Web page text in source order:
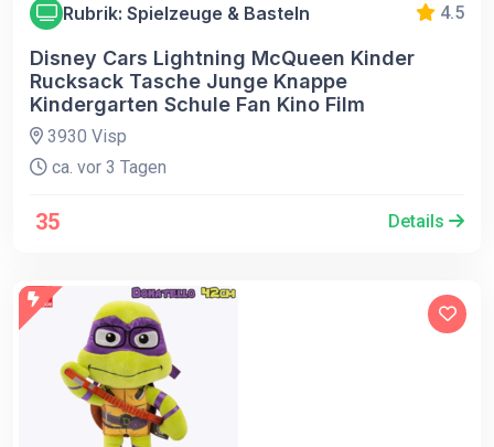
Rubrik: Spielzeuge & Basteln 4.5
Disney Cars Lightning McQueen Kinder
Rucksack Tasche Junge Knappe
Kindergarten Schule Fan Kino Film
3930 Visp
ca. vor 3 Tagen
35 Details